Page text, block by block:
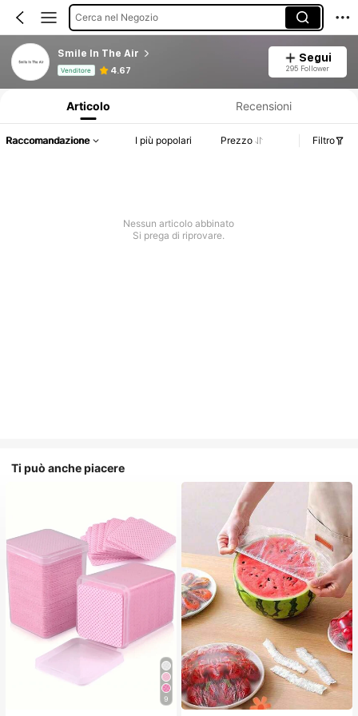
Cerca nel Negozio
Smile In The Air
Venditore 4.67
Segui
295 Follower
Articolo Recensioni
Raccomandazione I più popolari Prezzo Filtro
Nessun articolo abbinato
Si prega di riprovare.
Ti può anche piacere
9